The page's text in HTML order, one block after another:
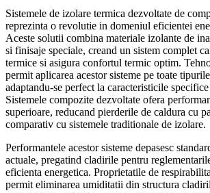
Sistemele de izolare termica dezvoltate de
reprezinta o revolutie in domeniul eficientei
Aceste solutii combina materiale izolante de
si finisaje speciale, creand un sistem complet
termice si asigura confortul termic optim.
permit aplicarea acestor sisteme pe toate
adaptandu-se perfect la caracteristicile
Sistemele compozite dezvoltate ofera
superioare, reducand pierderile de caldura cu
comparativ cu sistemele traditionale de izolare.
Performantele acestor sisteme depasesc
actuale, pregatind cladirile pentru
eficienta energetica. Proprietatile de
permit eliminarea umiditatii din structura